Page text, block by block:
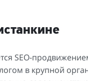
SEO-
в крупной